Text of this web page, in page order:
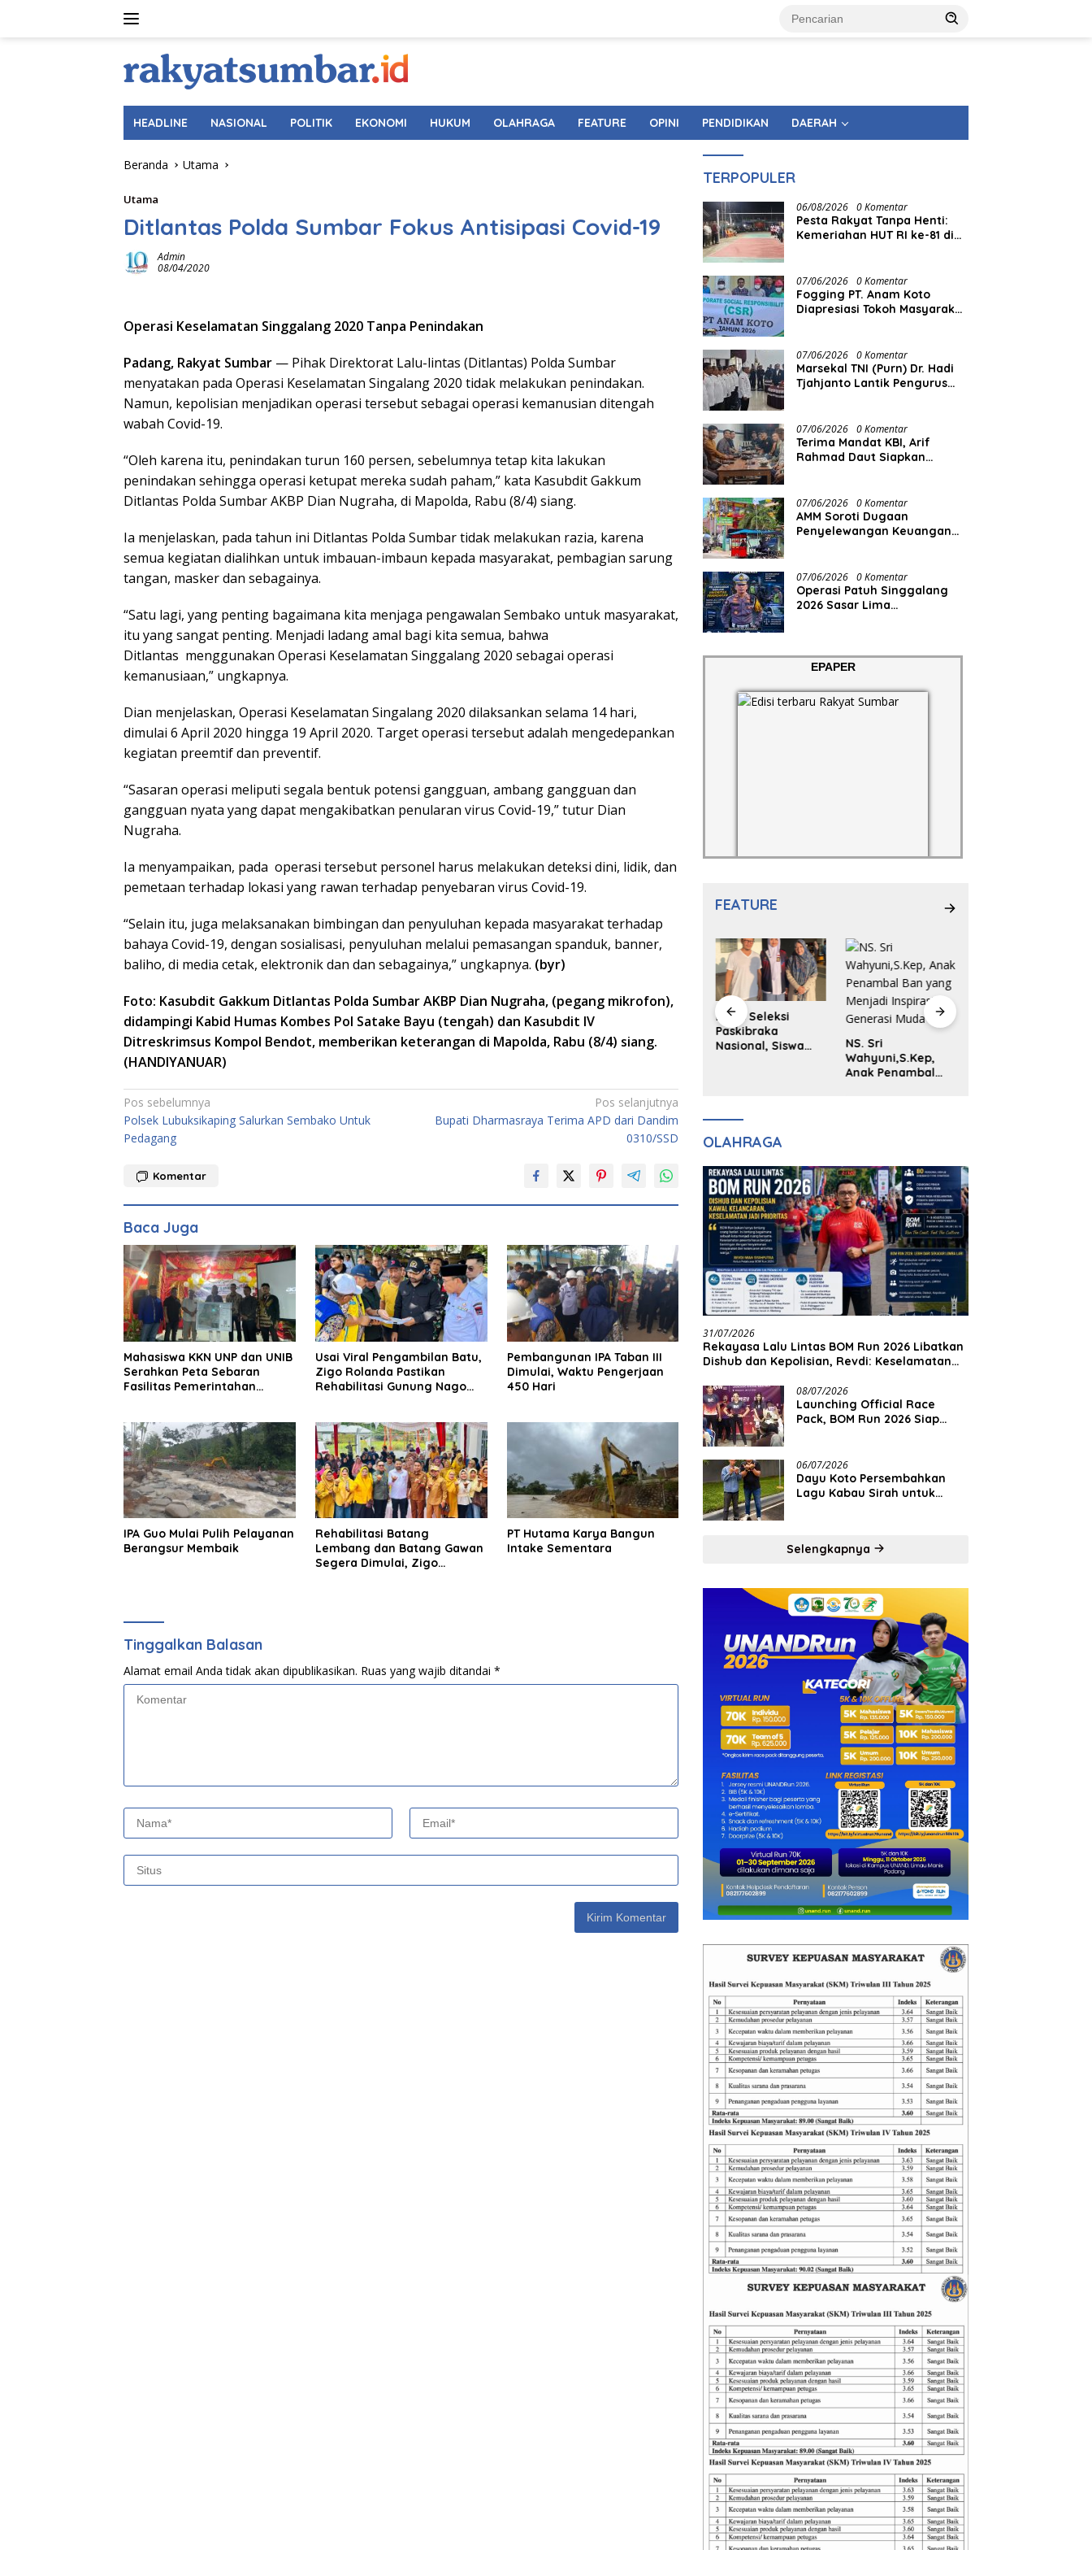
HEADLINE NASIONAL POLITIK EKONOMI HUKUM OLAHRAGA FEATURE OPINI PENDIDIKAN DAERAH
Beranda Utama
Utama
Ditlantas Polda Sumbar Fokus Antisipasi Covid-19
Admin
08/04/2020
Operasi Keselamatan Singgalang 2020 Tanpa Penindakan
Padang, Rakyat Sumbar — Pihak Direktorat Lalu-lintas (Ditlantas) Polda Sumbar
menyatakan pada Operasi Keselamatan Singalang 2020 tidak melakukan penindakan.
Namun, kepolisian menjadikan operasi tersebut sebagai operasi kemanusian ditengah
wabah Covid-19.
“Oleh karena itu, penindakan turun 160 persen, sebelumnya tetap kita lakukan
penindakan sehingga operasi ketupat mereka sudah paham,” kata Kasubdit Gakkum
Ditlantas Polda Sumbar AKBP Dian Nugraha, di Mapolda, Rabu (8/4) siang.
Ia menjelaskan, pada tahun ini Ditlantas Polda Sumbar tidak melakukan razia, karena
semua kegiatan dialihkan untuk imbauan-imbaun kepada masyarakat, pembagian sarung
tangan, masker dan sebagainya.
“Satu lagi, yang penting bagaimana kita menjaga pengawalan Sembako untuk masyarakat,
itu yang sangat penting. Menjadi ladang amal bagi kita semua, bahwa
Ditlantas menggunakan Operasi Keselamatan Singgalang 2020 sebagai operasi
kemanusiaan,” ungkapnya.
Dian menjelaskan, Operasi Keselamatan Singalang 2020 dilaksankan selama 14 hari,
dimulai 6 April 2020 hingga 19 April 2020. Target operasi tersebut adalah mengedepankan
kegiatan preemtif dan preventif.
“Sasaran operasi meliputi segala bentuk potensi gangguan, ambang gangguan dan
gangguan nyata yang dapat mengakibatkan penularan virus Covid-19,” tutur Dian
Nugraha.
Ia menyampaikan, pada operasi tersebut personel harus melakukan deteksi dini, lidik, dan
pemetaan terhadap lokasi yang rawan terhadap penyebaran virus Covid-19.
“Selain itu, juga melaksanakan bimbingan dan penyuluhan kepada masyarakat terhadap
bahaya Covid-19, dengan sosialisasi, penyuluhan melalui pemasangan spanduk, banner,
baliho, di media cetak, elektronik dan dan sebagainya,” ungkapnya. (byr)
Foto: Kasubdit Gakkum Ditlantas Polda Sumbar AKBP Dian Nugraha, (pegang mikrofon),
didampingi Kabid Humas Kombes Pol Satake Bayu (tengah) dan Kasubdit IV
Ditreskrimsus Kompol Bendot, memberikan keterangan di Mapolda, Rabu (8/4) siang.
(HANDIYANUAR)
Navigasi
pos
Pos sebelumnya
Polsek Lubuksikaping Salurkan Sembako Untuk
Pedagang
Pos selanjutnya
Bupati Dharmasraya Terima APD dari Dandim
0310/SSD
Komentar
Baca Juga
Mahasiswa KKN UNP dan UNIB
Serahkan Peta Sebaran
Fasilitas Pemerintahan
Usai Viral Pengambilan Batu,
Zigo Rolanda Pastikan
Rehabilitasi Gunung Nago
Pembangunan IPA Taban III
Dimulai, Waktu Pengerjaan
450 Hari
IPA Guo Mulai Pulih Pelayanan
Berangsur Membaik
Rehabilitasi Batang
Lembang dan Batang Gawan
Segera Dimulai, Zigo
PT Hutama Karya Bangun
Intake Sementara
Tinggalkan Balasan
Alamat email Anda tidak akan dipublikasikan. Ruas yang wajib ditandai *
TERPOPULER
06/08/2026 0 Komentar
Pesta Rakyat Tanpa Henti:
Kemeriahan HUT RI ke-81 di
07/06/2026 0 Komentar
Fogging PT. Anam Koto
Diapresiasi Tokoh Masyarakat
07/06/2026 0 Komentar
Marsekal TNI (Purn) Dr. Hadi
Tjahjanto Lantik Pengurus
07/06/2026 0 Komentar
Terima Mandat KBI, Arif
Rahmad Daut Siapkan
07/06/2026 0 Komentar
AMM Soroti Dugaan
Penyelewangan Keuangan
07/06/2026 0 Komentar
Operasi Patuh Singgalang
2026 Sasar Lima
EPAPER
FEATURE
Launching Buku
Antologi Puisi
Padangpanjang
999 Karya
Memungut
Kenangan Masa
Lalu untuk Masa
Diskusi Komunitas
Penulis Minang:
Rumus Sederhana
Redupnya Tren
Batu Akik di Kota
Padang, Pedagang
dengan Kualitas
Sengketa Tanah
Universitas Fort De
Kock: Laporan Wali
Harapan Akan
Keadilan
Lolos Seleksi
Paskibraka
Nasional, Siswa
Akpol
NS. Sri
Wahyuni,S.Kep,
Anak Penambal
OLAHRAGA
31/07/2026
Rekayasa Lalu Lintas BOM Run 2026 Libatkan
Dishub dan Kepolisian, Revdi: Keselamatan
08/07/2026
Launching Official Race
Pack, BOM Run 2026 Siap
06/07/2026
Dayu Koto Persembahkan
Lagu Kabau Sirah untuk
Selengkapnya